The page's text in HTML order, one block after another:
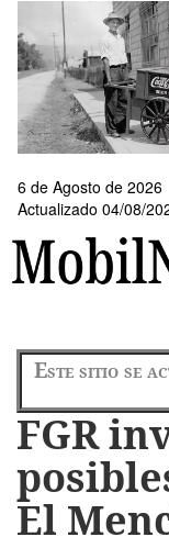
contenido
principal
6 de Agosto de 2026
Actualizado 04/08/
Este sitio se
FGR
El